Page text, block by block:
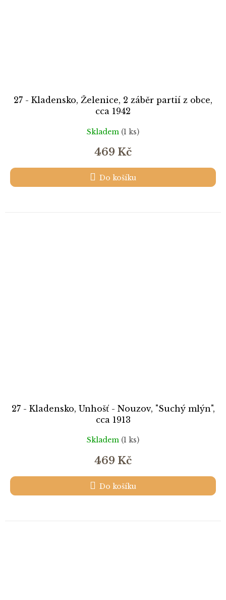
27 - Kladensko, Želenice, 2 záběr partií z obce,
cca 1942
Skladem (1 ks)
469 Kč
Do košíku
27 - Kladensko, Unhošť - Nouzov, "Suchý mlýn",
cca 1913
Skladem (1 ks)
469 Kč
Do košíku